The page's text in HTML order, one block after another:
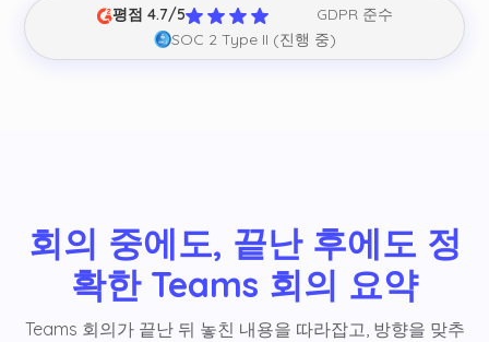
평점 4.7/5
GDPR 준수
SOC 2 Type II (진행 중)
회의 중에도, 끝난 후에도 정
확한 Teams 회의 요약
Teams 회의가 끝난 뒤 놓친 내용을 따라잡고, 방향을 맞추